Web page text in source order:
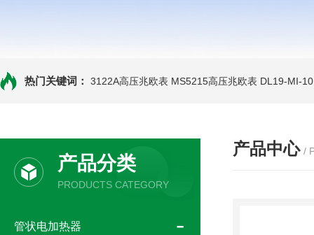
热门关键词： 3122A高压兆欧表 MS5215高压兆欧表 DL19-MI-
产品分类
PRODUCTS CATEGORY
管状电加热器
产品中心 /